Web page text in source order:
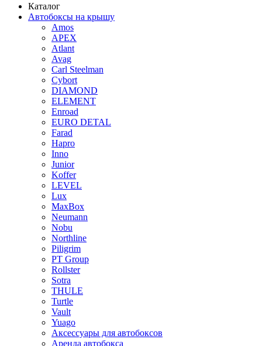
Каталог
Автобоксы на крышу
Amos
APEX
Atlant
Avag
Carl Steelman
Cybort
DIAMOND
ELEMENT
Enroad
EURO DETAL
Farad
Hapro
Inno
Junior
Koffer
LEVEL
Lux
MaxBox
Neumann
Nobu
Northline
Piligrim
PT Group
Rollster
Sotra
THULE
Turtle
Vault
Yuago
Аксессуары для автобоксов
Аренда автобокса